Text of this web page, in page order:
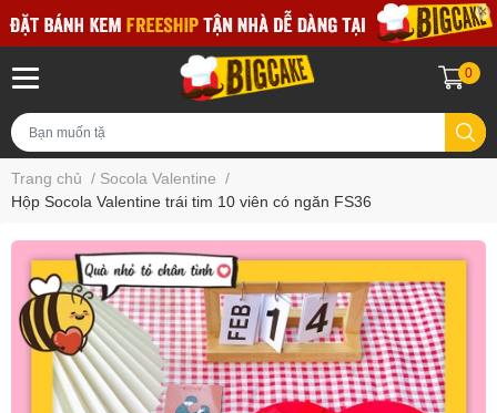
0
Trang chủ / Socola Valentine /
Hộp Socola Valentine trái tim 10 viên có ngăn FS36